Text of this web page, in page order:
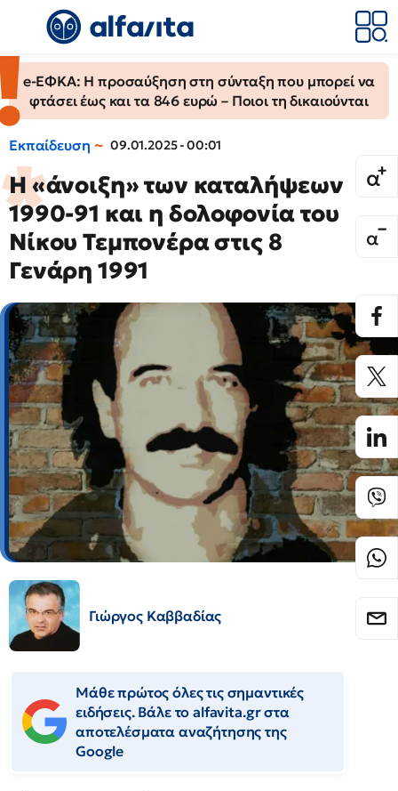
e-ΕΦΚΑ: Η προσαύξηση στη σύνταξη που μπορεί να
φτάσει έως και τα 846 ευρώ – Ποιοι τη δικαιούνται
Εκπαίδευση 09.01.2025 - 00:01
H «άνοιξη» των καταλήψεων
1990-91 και η δολοφονία του
Νίκου Τεμπονέρα στις 8
Γενάρη 1991
Γιώργος Καββαδίας
Μάθε πρώτος όλες τις σημαντικές
ειδήσεις. Βάλε το alfavita.gr στα
αποτελέσματα αναζήτησης της
Google